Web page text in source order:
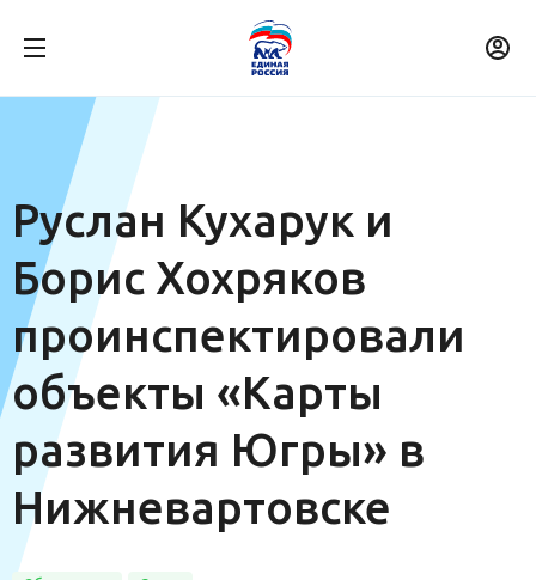
Руслан Кухарук и
Борис Хохряков
проинспектировали
объекты «Карты
развития Югры» в
Нижневартовске